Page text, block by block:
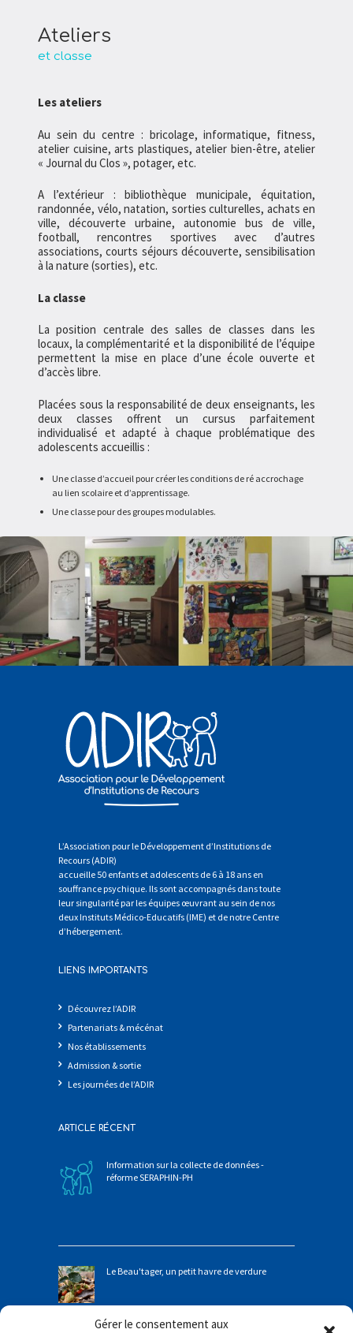
Gérer le consentement aux
Ateliers
et classe
Les ateliers
Au sein du centre : bricolage, informatique, fitness,
atelier cuisine, arts plastiques, atelier bien-être, atelier
« Journal du Clos », potager, etc.
A l’extérieur : bibliothèque municipale, équitation,
randonnée, vélo, natation, sorties culturelles, achats en
ville, découverte urbaine, autonomie bus de ville,
football, rencontres sportives avec d’autres
associations, courts séjours découverte, sensibilisation
à la nature (sorties), etc.
La classe
La position centrale des salles de classes dans les
locaux, la complémentarité et la disponibilité de l’équipe
permettent la mise en place d’une école ouverte et
d’accès libre.
Placées sous la responsabilité de deux enseignants, les
deux classes offrent un cursus parfaitement
individualisé et adapté à chaque problématique des
adolescents accueillis :
Une classe d’accueil pour créer les conditions de ré accrochage
au lien scolaire et d’apprentissage.
Une classe pour des groupes modulables.
L’Association pour le Développement d’Institutions de
Recours (ADIR)
accueille 50 enfants et adolescents de 6 à 18 ans en
souffrance psychique. Ils sont accompagnés dans toute
leur singularité par les équipes œuvrant au sein de nos
deux Instituts Médico-Educatifs (IME) et de notre Centre
d’hébergement.
LIENS IMPORTANTS
Découvrez l’ADIR
Partenariats & mécénat
Nos établissements
Admission & sortie
Les journées de l’ADIR
ARTICLE RÉCENT
Information sur la collecte de données -
réforme SERAPHIN-PH
Le Beau'tager, un petit havre de verdure